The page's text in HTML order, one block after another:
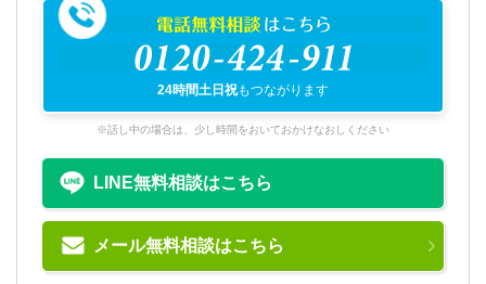
電話無料相談はこちら
0120-424-911
24時間土日祝もつながります
※話し中の場合は、少し時間をおいておかけなおしください
LINE無料相談はこちら
メール無料相談はこちら